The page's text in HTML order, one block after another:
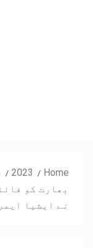
Home
2023
بھارت کو
نے ایشیا